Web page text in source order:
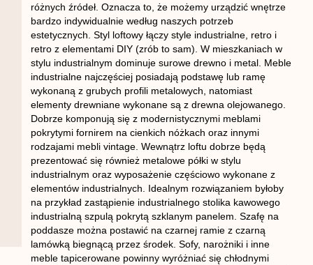
różnych źródeł. Oznacza to, że możemy urządzić wnętrze
bardzo indywidualnie według naszych potrzeb
estetycznych. Styl loftowy łączy style industrialne, retro i
retro z elementami DIY (zrób to sam). W mieszkaniach w
stylu industrialnym dominuje surowe drewno i metal. Meble
industrialne najczęściej posiadają podstawę lub ramę
wykonaną z grubych profili metalowych, natomiast
elementy drewniane wykonane są z drewna olejowanego.
Dobrze komponują się z modernistycznymi meblami
pokrytymi fornirem na cienkich nóżkach oraz innymi
rodzajami mebli vintage. Wewnątrz loftu dobrze będą
prezentować się również metalowe półki w stylu
industrialnym oraz wyposażenie częściowo wykonane z
elementów industrialnych. Idealnym rozwiązaniem byłoby
na przykład zastąpienie industrialnego stolika kawowego
industrialną szpulą pokrytą szklanym panelem. Szafę na
poddasze można postawić na czarnej ramie z czarną
lamówką biegnącą przez środek. Sofy, narożniki i inne
meble tapicerowane powinny wyróżniać się chłodnymi